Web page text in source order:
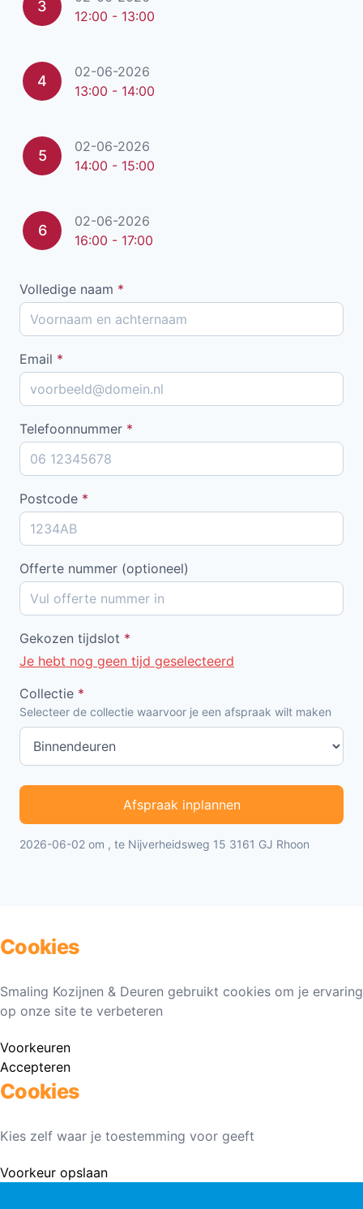
3
12:00 - 13:00
4
02-06-2026
13:00 - 14:00
5
02-06-2026
14:00 - 15:00
6
02-06-2026
16:00 - 17:00
Volledige naam *
Email *
Telefoonnummer *
Postcode *
Offerte nummer (optioneel)
Gekozen tijdslot *
Je hebt nog geen tijd geselecteerd
Collectie *
Selecteer de collectie waarvoor je een afspraak wilt maken
Afspraak inplannen
2026-06-02 om , te Nijverheidsweg 15 3161 GJ Rhoon
Cookies
Smaling Kozijnen & Deuren gebruikt cookies om je ervaring
op onze site te verbeteren
Voorkeuren
Accepteren
Cookies
Kies zelf waar je toestemming voor geeft
Voorkeur opslaan